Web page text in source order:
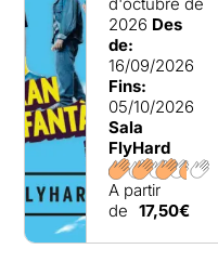
2026 Des
de:
16/09/2026
Fins:
05/10/2026
Sala
FlyHard
A partir
de 17,50€